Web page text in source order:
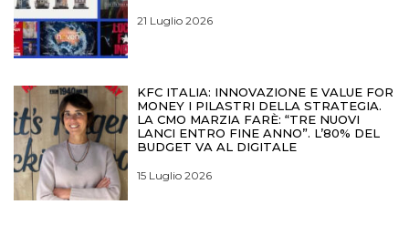
21 Luglio 2026
KFC ITALIA: INNOVAZIONE E VALUE FOR
MONEY I PILASTRI DELLA STRATEGIA.
LA CMO MARZIA FARÈ: “TRE NUOVI
LANCI ENTRO FINE ANNO”. L’80% DEL
BUDGET VA AL DIGITALE
15 Luglio 2026